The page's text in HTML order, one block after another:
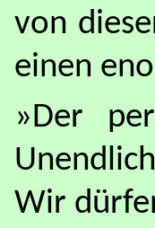
von
einen
»Der
Wir